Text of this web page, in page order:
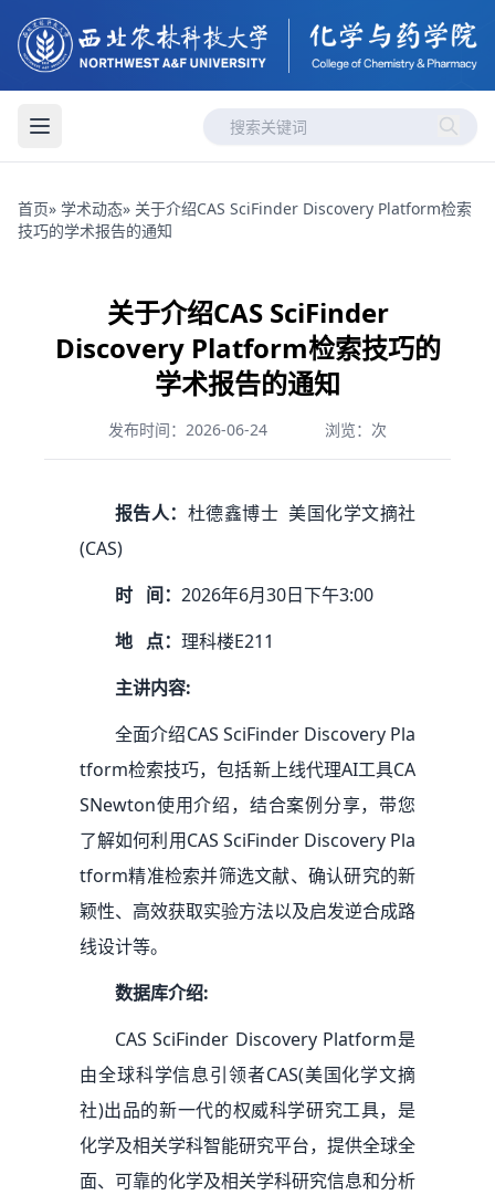
首页» 学术动态» 关于介绍CAS SciFinder Discovery Platform检索
技巧的学术报告的通知
关于介绍CAS SciFinder
Discovery Platform检索技巧的
学术报告的通知
发布时间：2026-06-24 浏览： 次
报告人： 杜德鑫博士 美国化学文摘社
(CAS)
时 间： 2026年6月30日下午3:00
地 点： 理科楼E211
主讲内容:
全面介绍CAS SciFinder Discovery Pla
tform检索技巧，包括新上线代理AI工具CA
SNewton使用介绍，结合案例分享，带您
了解如何利用CAS SciFinder Discovery Pla
tform精准检索并筛选文献、确认研究的新
颖性、高效获取实验方法以及启发逆合成路
线设计等。
数据库介绍:
CAS SciFinder Discovery Platform是
由全球科学信息引领者CAS(美国化学文摘
社)出品的新一代的权威科学研究工具，是
化学及相关学科智能研究平台，提供全球全
面、可靠的化学及相关学科研究信息和分析